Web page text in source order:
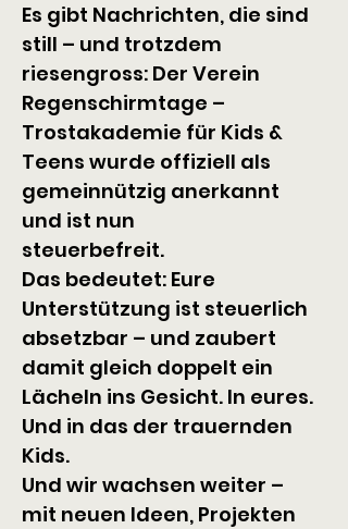
Es gibt Nachrichten, die sind
still – und trotzdem
riesengross: Der Verein
Regenschirmtage –
Trostakademie für Kids &
Teens wurde offiziell als
gemeinnützig anerkannt
und ist nun
steuerbefreit.
Das bedeutet: Eure
Unterstützung ist steuerlich
absetzbar – und zaubert
damit gleich doppelt ein
Lächeln ins Gesicht. In eures.
Und in das der trauernden
Kids.
Und wir wachsen weiter –
mit neuen Ideen, Projekten